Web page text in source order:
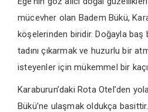
mücevher olan Badem Bükü,
köşelerinden biridir. Doğayla baş
tadını çıkarmak ve huzurlu bir
isteyenler için mükemmel bir
Karaburun’daki Rota Otel’den
Bükü’ne ulaşmak oldukça